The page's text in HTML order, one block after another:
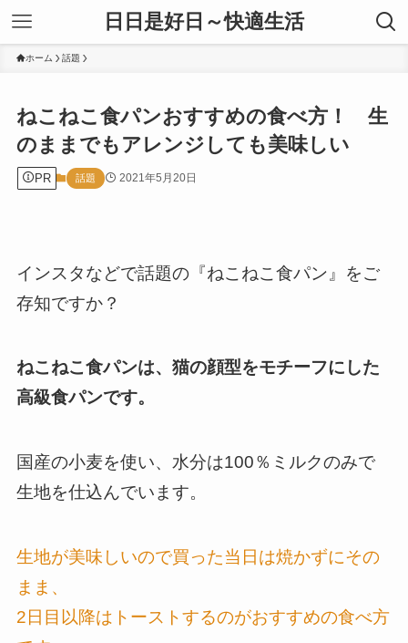
日日是好日～快適生活
ホーム 話題
ねこねこ食パンおすすめの食べ方！ 生
のままでもアレンジしても美味しい
PR 話題 2021年5月20日
インスタなどで話題の『ねこねこ食パン』をご
存知ですか？
ねこねこ食パンは、猫の顔型をモチーフにした
高級食パンです。
国産の小麦を使い、水分は100％ミルクのみで
生地を仕込んでいます。
生地が美味しいので買った当日は焼かずにその
まま、
2日目以降はトーストするのがおすすめの食べ方